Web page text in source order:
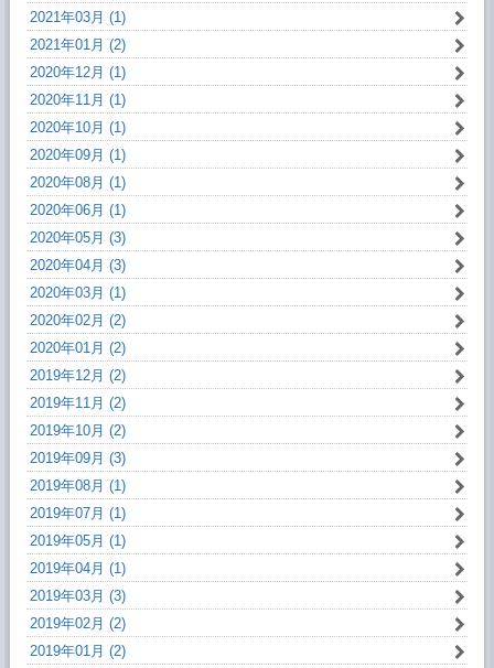
2021年03月 (1)
2021年01月 (2)
2020年12月 (1)
2020年11月 (1)
2020年10月 (1)
2020年09月 (1)
2020年08月 (1)
2020年06月 (1)
2020年05月 (3)
2020年04月 (3)
2020年03月 (1)
2020年02月 (2)
2020年01月 (2)
2019年12月 (2)
2019年11月 (2)
2019年10月 (2)
2019年09月 (3)
2019年08月 (1)
2019年07月 (1)
2019年05月 (1)
2019年04月 (1)
2019年03月 (3)
2019年02月 (2)
2019年01月 (2)